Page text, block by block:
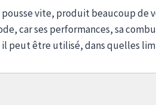
vite, produit beaucoup de
car ses performances, sa
peut être utilisé, dans quelles